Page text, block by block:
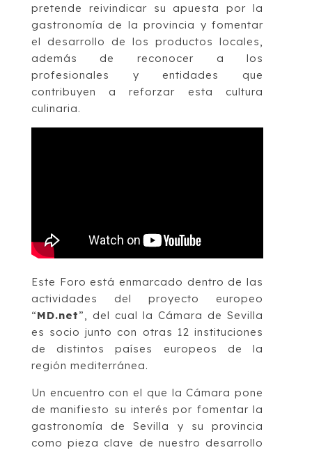
pretende reivindicar su apuesta por la
gastronomía de la provincia y fomentar
el desarrollo de los productos locales,
además de reconocer a los
profesionales y entidades que
contribuyen a reforzar esta cultura
culinaria.
Este Foro está enmarcado dentro de las
actividades del proyecto europeo
“MD.net”, del cual la Cámara de Sevilla
es socio junto con otras 12 instituciones
de distintos países europeos de la
región mediterránea.
Un encuentro con el que la Cámara pone
de manifiesto su interés por fomentar la
gastronomía de Sevilla y su provincia
como pieza clave de nuestro desarrollo